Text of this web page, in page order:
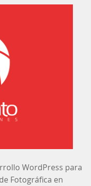
WordPress para
Fotográfica en